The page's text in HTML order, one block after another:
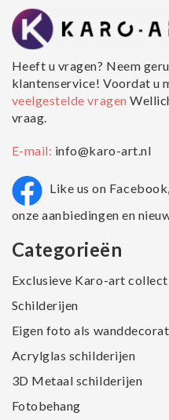
Heeft u vragen? Neem
klantenservice! Voordat u
veelgestelde vragen
vraag.
E-mail: info@karo-art.nl
Like us on
onze aanbiedingen en
Categorieën
Exclusieve Karo-art
Schilderijen
Eigen foto als
Acrylglas schilderijen
3D Metaal schilderijen
Fotobehang